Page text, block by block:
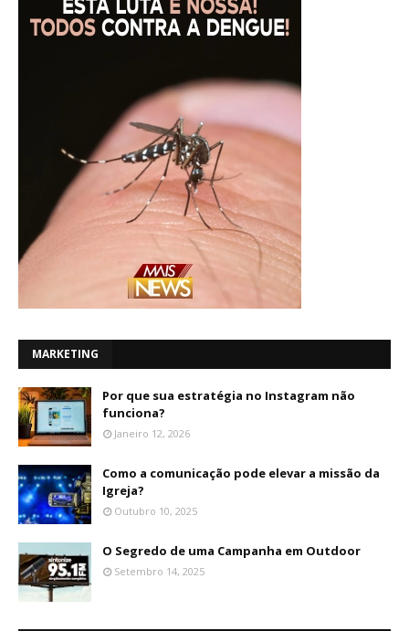
MARKETING
Por que sua estratégia no Instagram não
funciona?
Janeiro 12, 2026
Como a comunicação pode elevar a missão da
Igreja?
Outubro 10, 2025
O Segredo de uma Campanha em Outdoor
Setembro 14, 2025